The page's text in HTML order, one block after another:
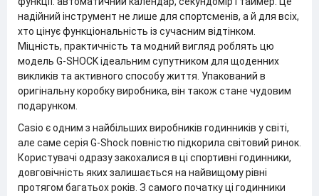
надійний інструмент не лише для спортсменів, а й для всіх,
хто цінує функціональність із сучасним відтінком.
Міцність, практичність та модний вигляд роблять цю
модель G-SHOCK ідеальним супутником для щоденних
викликів та активного способу життя. Упакований в
оригінальну коробку виробника, він також стане чудовим
подарунком.
Casio є одним з найбільших виробників годинників у світі,
але саме серія G-Shock повністю підкорила світовий ринок.
Користувачі одразу закохалися в ці спортивні годинники,
довговічність яких залишається на найвищому рівні
протягом багатьох років. З самого початку ці годинники